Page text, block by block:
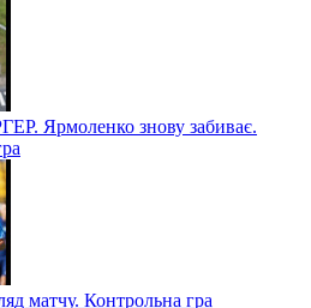
Ярмоленко знову забиває.
Контрольна гра